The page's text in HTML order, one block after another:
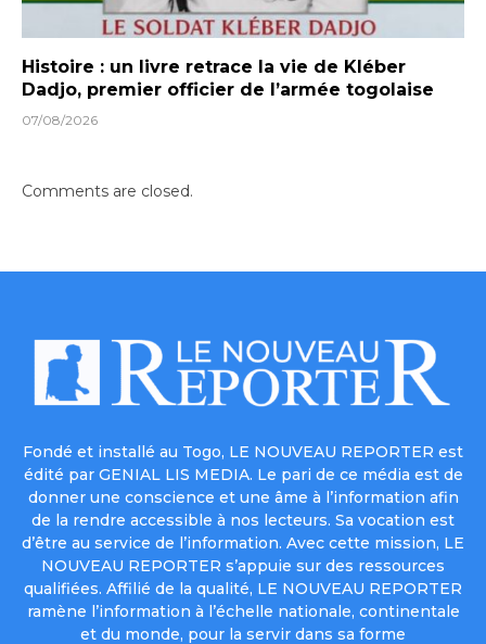
Histoire : un livre retrace la vie de Kléber
Dadjo, premier officier de l’armée togolaise
07/08/2026
Comments are closed.
Fondé et installé au Togo, LE NOUVEAU REPORTER est
édité par GENIAL LIS MEDIA. Le pari de ce média est de
donner une conscience et une âme à l’information afin
de la rendre accessible à nos lecteurs. Sa vocation est
d’être au service de l’information. Avec cette mission, LE
NOUVEAU REPORTER s’appuie sur des ressources
qualifiées. Affilié de la qualité, LE NOUVEAU REPORTER
ramène l’information à l’échelle nationale, continentale
et du monde, pour la servir dans sa forme